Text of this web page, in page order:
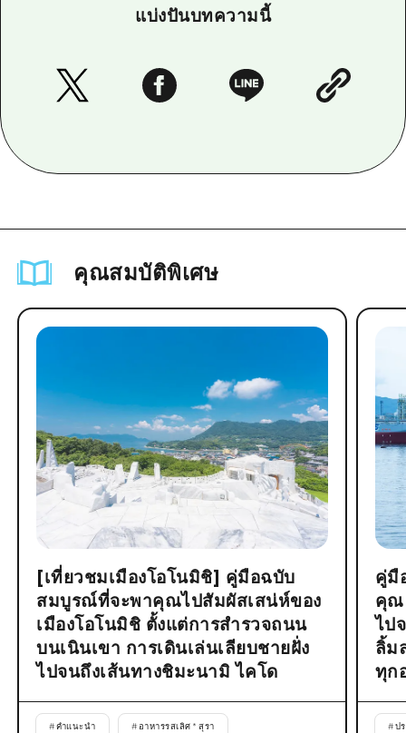
แบ่งปันบทความนี้
คุณสมบัติพิเศษ
[เที่ยวชมเมืองโอโนมิชิ] คู่มือฉบับ
สมบูรณ์ที่จะพาคุณไปสัมผัสเสน่ห์ของ
เมืองโอโนมิชิ ตั้งแต่การสำรวจถนน
บนเนินเขา การเดินเล่นเลียบชายฝั่ง
ไปจนถึงเส้นทางชิมะนามิ ไคโด
#คำแนะนำ # อาหารรสเลิศ * สุรา
คู่มื
คุณ
ไป
ลิ้ม
ทุก
#ป